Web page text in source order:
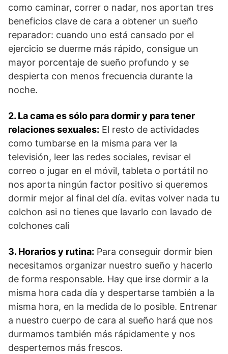
como caminar, correr o nadar, nos aportan tres
beneficios clave de cara a obtener un sueño
reparador: cuando uno está cansado por el
ejercicio se duerme más rápido, consigue un
mayor porcentaje de sueño profundo y se
despierta con menos frecuencia durante la
noche.
2. La cama es sólo para dormir y para tener
relaciones sexuales: El resto de actividades
como tumbarse en la misma para ver la
televisión, leer las redes sociales, revisar el
correo o jugar en el móvil, tableta o portátil no
nos aporta ningún factor positivo si queremos
dormir mejor al final del día. evitas volver nada tu
colchon asi no tienes que lavarlo con lavado de
colchones cali
3. Horarios y rutina: Para conseguir dormir bien
necesitamos organizar nuestro sueño y hacerlo
de forma responsable. Hay que irse dormir a la
misma hora cada día y despertarse también a la
misma hora, en la medida de lo posible. Entrenar
a nuestro cuerpo de cara al sueño hará que nos
durmamos también más rápidamente y nos
despertemos más frescos.